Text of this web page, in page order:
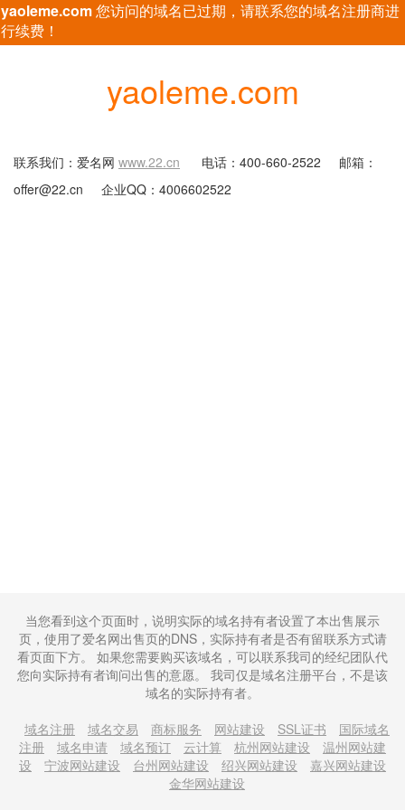
yaoleme.com您访问的域名已过期，请联系您的域名注册商进
行续费！
yaoleme.com
联系我们：爱名网 www.22.cn 电话：400-660-2522
邮箱：
offer@22.cn
企业QQ：4006602522
当您看到这个页面时，说明实际的域名持有者设置了本出售展示
页，使用了爱名网出售页的DNS，实际持有者是否有留联系方式请
看页面下方。 如果您需要购买该域名，可以联系我司的经纪团队代
您向实际持有者询问出售的意愿。 我司仅是域名注册平台，不是该
域名的实际持有者。
域名注册
域名交易 商标服务 网站建设 SSL证书
国际域名
注册
域名申请 域名预订 云计算 杭州网站建设
温州网站建
设
宁波网站建设 台州网站建设 绍兴网站建设
嘉兴网站建设
金华网站建设